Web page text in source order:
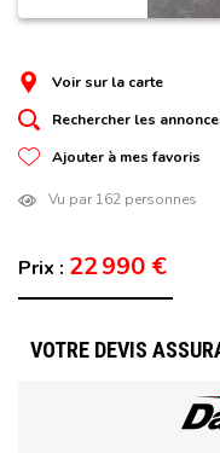
Voir sur la carte
Rechercher les
Ajouter à mes favoris
Vu par 162 personnes
Prix : 22 990 €
VOTRE DEVIS